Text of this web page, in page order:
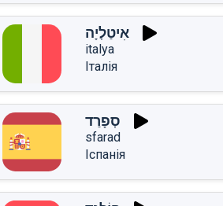
אִיטַלְיָה
italya
Італія
סְפָרַד
sfarad
Іспанія